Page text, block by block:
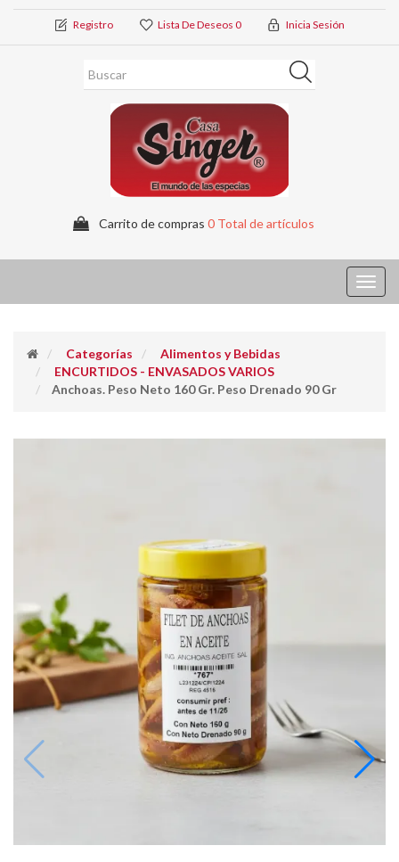
Registro Lista De Deseos 0 Inicia Sesión
Carrito de compras 0 Total de artículos
Categorías
Alimentos y Bebidas
ENCURTIDOS - ENVASADOS VARIOS
Anchoas. Peso Neto 160 Gr. Peso Drenado 90 Gr